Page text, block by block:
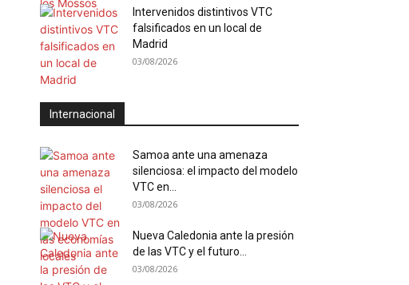
Intervenidos distintivos VTC
falsificados en un local de
Madrid
03/08/2026
Internacional
Samoa ante una amenaza
silenciosa: el impacto del modelo
VTC en...
03/08/2026
Nueva Caledonia ante la presión
de las VTC y el futuro...
03/08/2026